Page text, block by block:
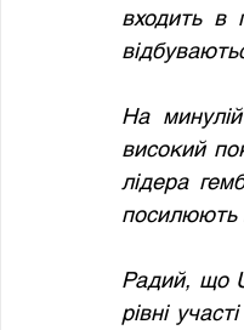
входить в
На
високий
лідера
посилюють
Радий, що
рівні